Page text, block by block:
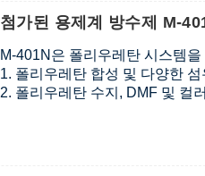
첨가된 용제계 방수제 M-
M-401N은 폴리우레탄 시스템
1. 폴리우레탄 합성 및 다양한
2. 폴리우레탄 수지, DMF 및 컬